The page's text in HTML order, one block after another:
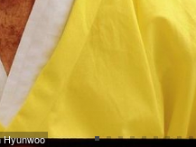
Hyunwoo